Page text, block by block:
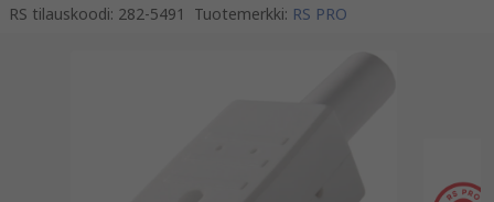
RS tilauskoodi: 282-5491 Tuotemerkki: RS PRO